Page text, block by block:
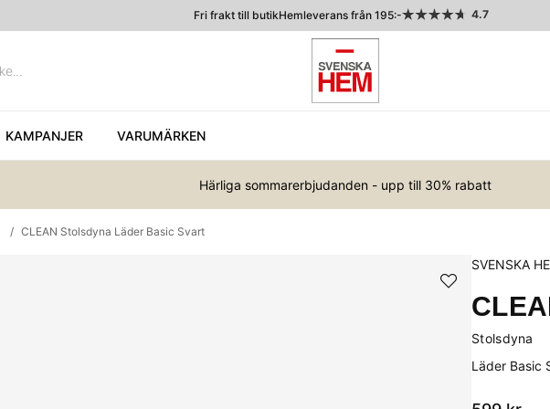
Fri frakt till butikHemleverans från 195:- 4.7
KAMPANJER VARUMÄRKEN
Härliga sommarerbjudanden - upp till 30% rabatt
CLEAN Stolsdyna Läder Basic Svart
SVENSKA
Stolsdyna
Läder Basic